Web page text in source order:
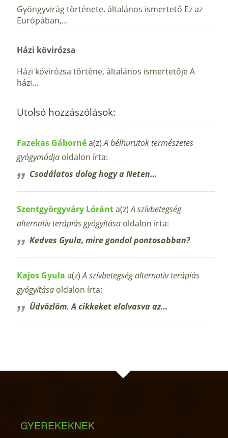
Gyöngyvirág története, általános ismertető Ez az
Európában,…
Házi kövirózsa
Házi kövirózsa történe, általános ismertetője A
házi…
Utolsó hozzászólások:
Fazekas Gábornéa(z)A bélhurutok természetes
gyógymódja oldalon írta:
Csodálatos dolog hogy a Neten…
Szentgyörgyváry Lóránta(z)A szívbetegség
alternatív terápiás gyógyítása oldalon írta:
Kedves Gyula, mire gondol pontosabban?
Kajos Gyula a(z)A szívbetegség alternatív terápiás
gyógyítása oldalon írta:
Üdvözlöm. A cikkeket elolvasva az…
GYEREKEKNEK